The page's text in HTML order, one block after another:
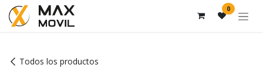
Ir al contenido 0
Todos los productos